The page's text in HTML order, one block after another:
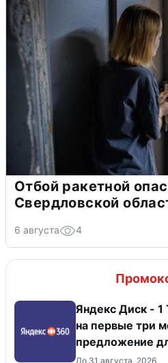
Отбой ракетной
Свердловской
6 августа 4
Яндекс Диск - 1
на первые три
предложение
До 31 августа, 2026